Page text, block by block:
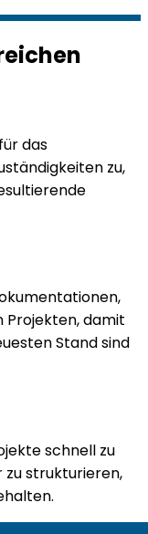
das
zu,
Projekten, damit
Stand sind
schnell zu
zu strukturieren,